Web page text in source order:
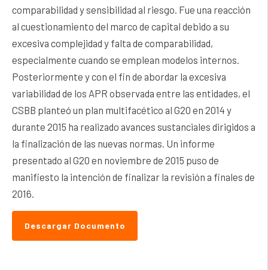
comparabilidad y sensibilidad al riesgo. Fue una reacción
al cuestionamiento del marco de capital debido a su
excesiva complejidad y falta de comparabilidad,
especialmente cuando se emplean modelos internos.
Posteriormente y con el fin de abordar la excesiva
variabilidad de los APR observada entre las entidades, el
CSBB planteó un plan multifacético al G20 en 2014 y
durante 2015 ha realizado avances sustanciales dirigidos a
la finalización de las nuevas normas. Un informe
presentado al G20 en noviembre de 2015 puso de
manifiesto la intención de finalizar la revisión a finales de
2016.
Descargar Documento